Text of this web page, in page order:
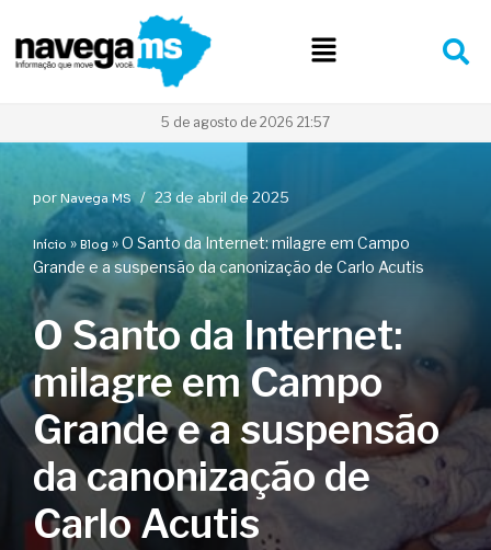
Pular
para
5 de agosto de 2026 21:57
por Navega MS 23 de abril de 2025
Início » Blog »O Santo da Internet: milagre em Campo
Grande e a suspensão da canonização de Carlo Acutis
O Santo da Internet:
milagre em Campo
Grande e a suspensão
da canonização de
Carlo Acutis